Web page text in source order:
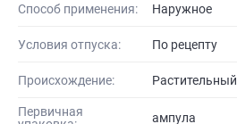
Способ применения: Наружное
Условия отпуска: По рецепту
Происхождение: Растительный
Первичная
ампула